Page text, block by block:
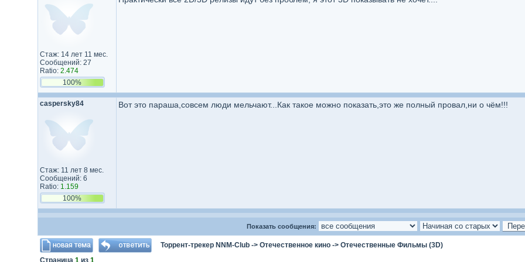
Стаж: 14 лет 11 мес.
Сообщений: 27
Ratio: 2.474
100%
caspersky84
Стаж: 11 лет 8 мес.
Сообщений: 6
Ratio: 1.159
100%
Вот это параша,совсем люди мельчают...Как такое можно показать,это же полный провал,ни о чём!!!
Показать сообщения:
Торрент-трекер NNM-Club-> Отечественное кино-> Отечественные Фильмы (3D)
Страница 1 из 1